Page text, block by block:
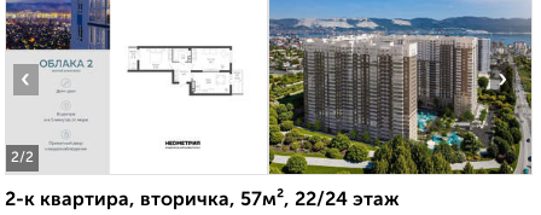
2/2
‹ ›
2-к квартира, вторичка, 57м², 22/24 этаж